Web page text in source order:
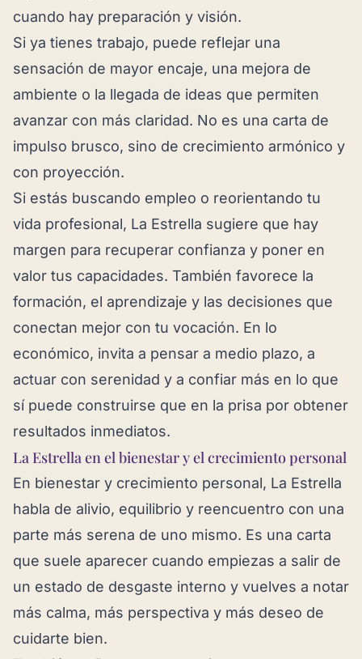
cuando hay preparación y visión.
Si ya tienes trabajo, puede reflejar una
sensación de mayor encaje, una mejora de
ambiente o la llegada de ideas que permiten
avanzar con más claridad. No es una carta de
impulso brusco, sino de crecimiento armónico y
con proyección.
Si estás buscando empleo o reorientando tu
vida profesional, La Estrella sugiere que hay
margen para recuperar confianza y poner en
valor tus capacidades. También favorece la
formación, el aprendizaje y las decisiones que
conectan mejor con tu vocación. En lo
económico, invita a pensar a medio plazo, a
actuar con serenidad y a confiar más en lo que
sí puede construirse que en la prisa por obtener
resultados inmediatos.
La Estrella en el bienestar y el crecimiento personal
En bienestar y crecimiento personal, La Estrella
habla de alivio, equilibrio y reencuentro con una
parte más serena de uno mismo. Es una carta
que suele aparecer cuando empiezas a salir de
un estado de desgaste interno y vuelves a notar
más calma, más perspectiva y más deseo de
cuidarte bien.